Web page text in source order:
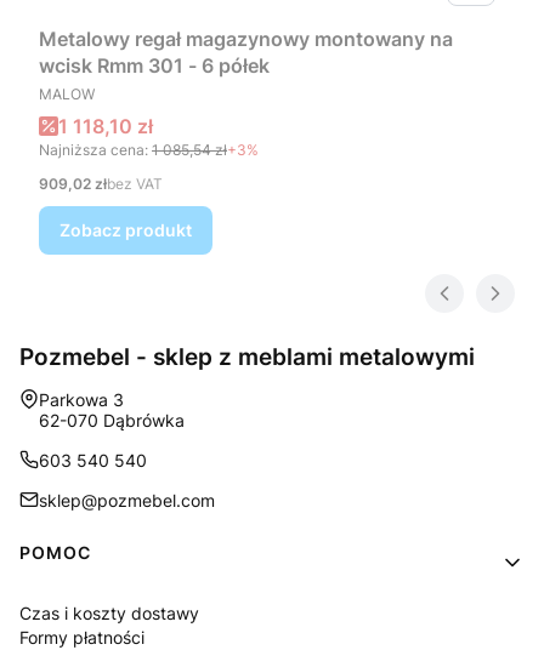
Metalowy regał magazynowy montowany na
wcisk Rmm 301 - 6 półek
PRODUCENT
MALOW
Cena promocyjna
1 118,10 zł
Najniższa cena: 1 085,54 zł+3%
Cena
909,02 złbez VAT
Zobacz produkt
Pozmebel - sklep z meblami metalowymi
Adres:
Parkowa 3
62-070 Dąbrówka
603 540 540
sklep@pozmebel.com
Linki w stopce
POMOC
Czas i koszty dostawy
Formy płatności